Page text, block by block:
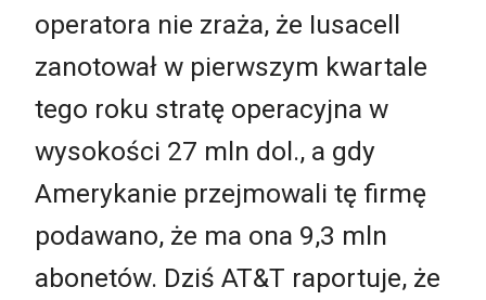
operatora nie zraża, że Iusacell
zanotował w pierwszym kwartale
tego roku stratę operacyjna w
wysokości 27 mln dol., a gdy
Amerykanie przejmowali tę firmę
podawano, że ma ona 9,3 mln
abonetów. Dziś AT&T raportuje, że